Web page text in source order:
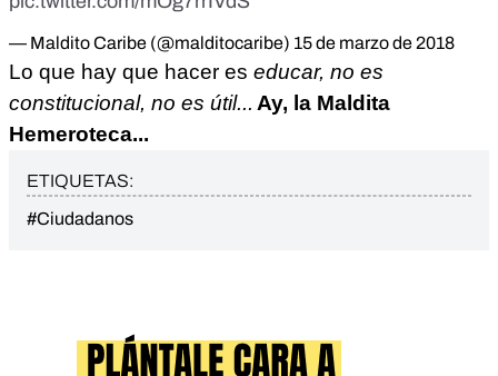
— Maldito Caribe (@malditocaribe) 15 de marzo de 2018
Lo que hay que hacer es educar, no es
constitucional, no es útil... Ay, la Maldita
Hemeroteca...
ETIQUETAS:
#Ciudadanos